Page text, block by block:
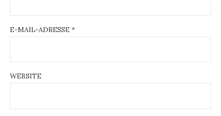
E-MAIL-ADRESSE *
WEBSITE